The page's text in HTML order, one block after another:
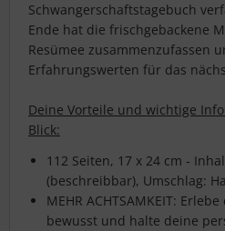
Schwangerschaftstagebuch
Ende hat die frischgebackene
Resümee zusammenzufassen
Erfahrungswerten für das
Deine Vorteile und wichtige
Blick:
112 Seiten, 17 x 24 cm -
(beschreibbar), Umschlag:
MEHR ACHTSAMKEIT:
bewusst und halte deine